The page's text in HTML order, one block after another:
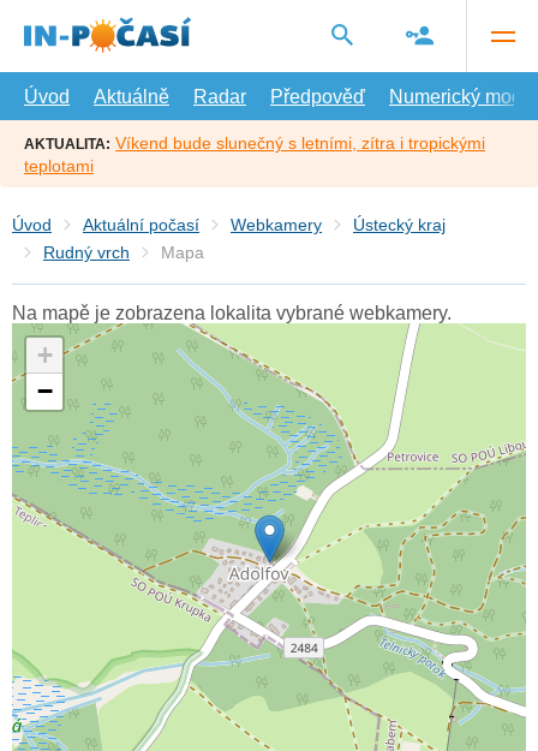
hlavní
Úvod
Aktuálně Radar Předpověď Numerický model
AKTUALITA: Víkend bude slunečný s letními, zítra i tropickými
teplotami
Úvod Aktuální počasí Webkamery
Ústecký kraj
Rudný vrch
Mapa
Na mapě je zobrazena lokalita vybrané webkamery.
+
−